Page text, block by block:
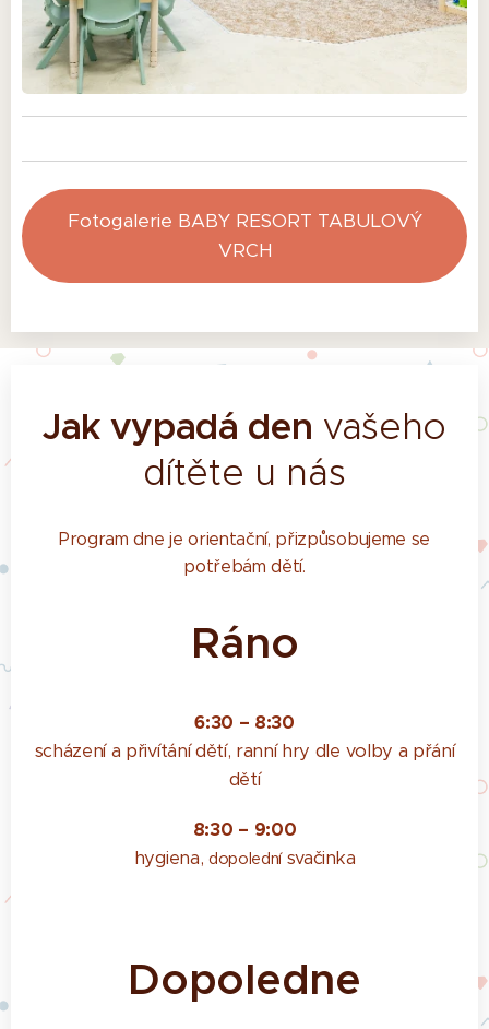
Fotogalerie BABY RESORT TABULOVÝ
VRCH
Jak vypadá den vašeho
dítěte u nás
Program dne je orientační, přizpůsobujeme se
potřebám dětí.
Ráno
6:30 – 8:30
scházení a přivítání dětí, ranní hry dle volby a přání
dětí
8:30 – 9:00
hygiena, dopolednísvačinka
Dopoledne